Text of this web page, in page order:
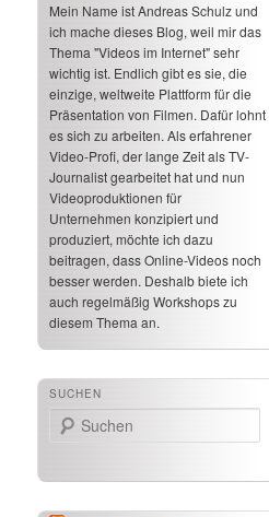
Mein Name ist Andreas Schulz und
ich mache dieses Blog, weil mir das
Thema "Videos im Internet" sehr
wichtig ist. Endlich gibt es sie, die
einzige, weltweite Plattform für die
Präsentation von Filmen. Dafür lohnt
es sich zu arbeiten. Als erfahrener
Video-Profi, der lange Zeit als TV-
Journalist gearbeitet hat und nun
Videoproduktionen für
Unternehmen konzipiert und
produziert, möchte ich dazu
beitragen, dass Online-Videos noch
besser werden. Deshalb biete ich
auch regelmäßig Workshops zu
diesem Thema an.
SUCHEN
Suchen